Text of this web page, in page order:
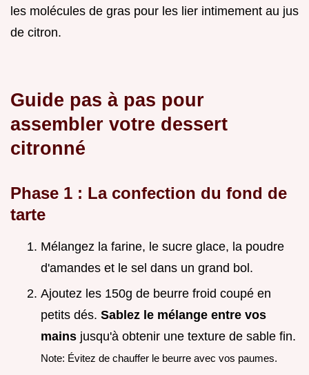
les molécules de gras pour les lier intimement au jus
de citron.
Guide pas à pas pour
assembler votre dessert
citronné
Phase 1 : La confection du fond de
tarte
Mélangez la farine, le sucre glace, la poudre
d'amandes et le sel dans un grand bol.
Ajoutez les 150g de beurre froid coupé en
petits dés. Sablez le mélange entre vos
mains jusqu'à obtenir une texture de sable fin.
Note: Évitez de chauffer le beurre avec vos paumes.